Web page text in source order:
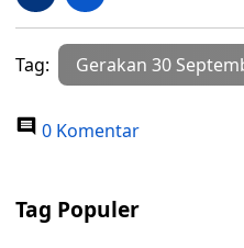
Tag: Gerakan 30
0 Komentar
Tag Populer